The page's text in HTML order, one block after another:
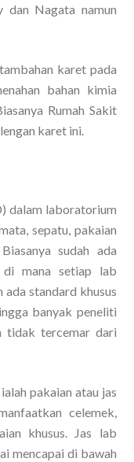
dan Nagata namun
karet pada
bahan kimia
Rumah Sakit
karet ini.
dalam laboratorium
sepatu, pakaian
sudah ada
di mana setiap lab
standard khusus
banyak peneliti
tidak tercemar dari
pakaian atau jas
celemek,
khusus. Jas lab
mencapai di bawah